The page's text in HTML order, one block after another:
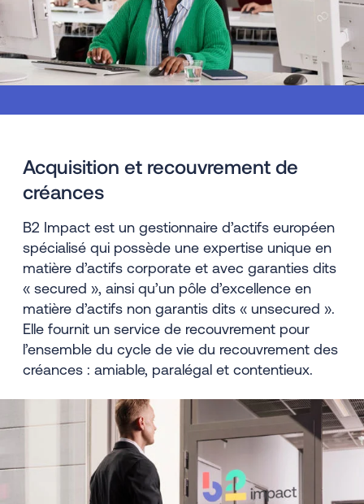
Acquisition et recouvrement de
créances
B2 Impact est un gestionnaire d’actifs européen
spécialisé qui possède une expertise unique en
matière d’actifs corporate et avec garanties dits
« secured », ainsi qu’un pôle d’excellence en
matière d’actifs non garantis dits « unsecured ».
Elle fournit un service de recouvrement pour
l’ensemble du cycle de vie du recouvrement des
créances : amiable, paralégal et contentieux.